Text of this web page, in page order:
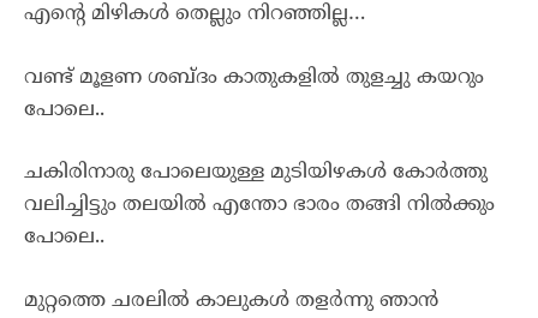
എന്റെ മിഴികൾ തെല്ലും നിറഞ്ഞില്ല…
വണ്ട് മൂളണ ശബ്ദം കാതുകളിൽ തുളച്ചു കയറും
പോലെ..
ചകിരിനാരു പോലെയുള്ള മുടിയിഴകൾ കോർത്തു
വലിച്ചിട്ടും തലയിൽ എന്തോ ഭാരം തങ്ങി നിൽക്കും
പോലെ..
മുറ്റത്തെ ചരലിൽ കാലുകൾ തളർന്നു ഞാൻ